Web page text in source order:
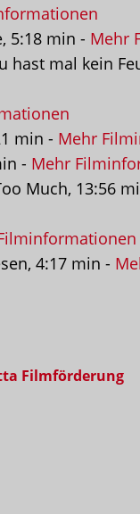
5:18 min - Mehr
hast mal kein
min - Mehr
- Mehr
Much, 13:56
4:17 min -
Filmförderung